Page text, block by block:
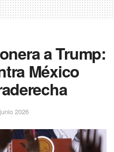
a Trump:
México
2026